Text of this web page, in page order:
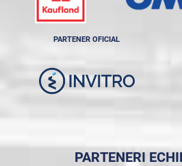
PARTENER OFICIAL
PARTENERI